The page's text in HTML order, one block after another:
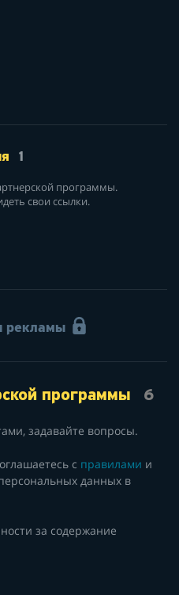
1
программы.
свои ссылки.
рекламы
программы 6
задавайте вопросы.
с правилами и
данных в
за содержание